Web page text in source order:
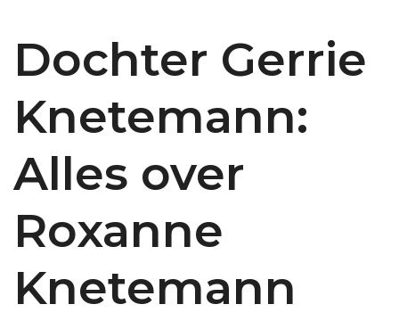
Dochter Gerrie
Knetemann:
Alles over
Roxanne
Knetemann